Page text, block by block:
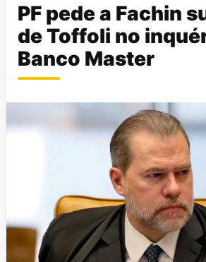
PF pede a Fachin
de Toffoli no
Banco Master